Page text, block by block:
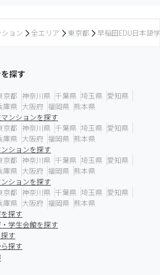
ョン 全エリア 東京都 早稲田EDU日本語
探す
京都 神奈川県 千葉県 埼玉県 愛知県
庫県 大阪府 福岡県 熊本県
ンションを探す
京都 神奈川県 千葉県 埼玉県 愛知県
庫県 大阪府 福岡県 熊本県
ションを探す
京都 神奈川県 千葉県 埼玉県 愛知県
庫県 大阪府 福岡県 熊本県
ションを探す
京都 神奈川県 千葉県 埼玉県 愛知県
庫県 大阪府 福岡県 熊本県
探す
学生会館を探す
す
探す